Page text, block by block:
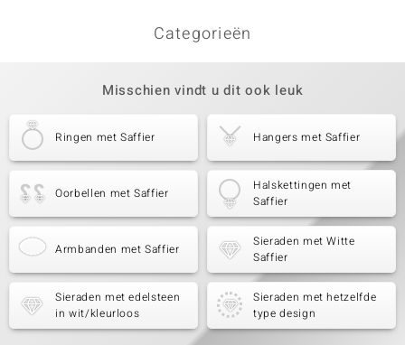
Categorieën
Misschien vindt u dit ook leuk
Ringen met Saffier Hangers met Saffier
Oorbellen met Saffier
Halskettingen met
Saffier
Armbanden met Saffier
Sieraden met Witte
Saffier
Sieraden met edelsteen
in wit/kleurloos
Sieraden met hetzelfde
type design